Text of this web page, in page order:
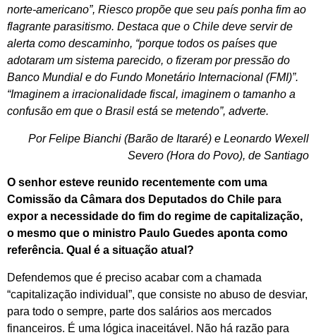
norte-americano”, Riesco propõe que seu país ponha fim ao
flagrante parasitismo. Destaca que o Chile deve servir de
alerta como descaminho, “porque todos os países que
adotaram um sistema parecido, o fizeram por pressão do
Banco Mundial e do Fundo Monetário Internacional (FMI)”.
“Imaginem a irracionalidade fiscal, imaginem o tamanho a
confusão em que o Brasil está se metendo”, adverte.
Por Felipe Bianchi (Barão de Itararé) e Leonardo Wexell
Severo (Hora do Povo), de Santiago
O senhor esteve reunido recentemente com uma
Comissão da Câmara dos Deputados do Chile para
expor a necessidade do fim do regime de capitalização,
o mesmo que o ministro Paulo Guedes aponta como
referência. Qual é a situação atual?
Defendemos que é preciso acabar com a chamada
“capitalização individual”, que consiste no abuso de desviar,
para todo o sempre, parte dos salários aos mercados
financeiros. É uma lógica inaceitável. Não há razão para